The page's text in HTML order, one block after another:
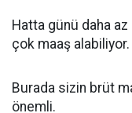
Hatta günü daha
çok maaş alabiliyor.
Burada sizin brüt
önemli.